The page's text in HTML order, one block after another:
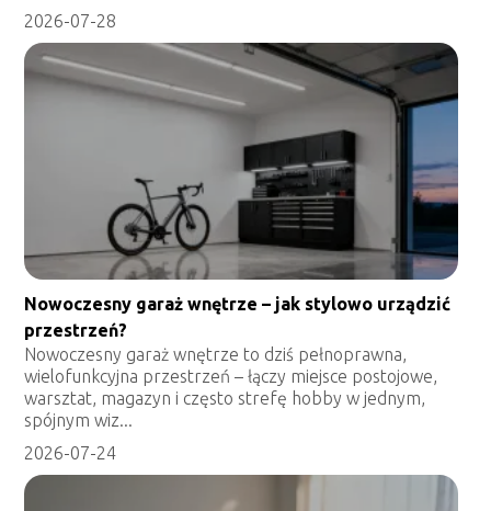
2026-07-28
Nowoczesny garaż wnętrze – jak stylowo urządzić
przestrzeń?
Nowoczesny garaż wnętrze to dziś pełnoprawna,
wielofunkcyjna przestrzeń – łączy miejsce postojowe,
warsztat, magazyn i często strefę hobby w jednym,
spójnym wiz...
2026-07-24